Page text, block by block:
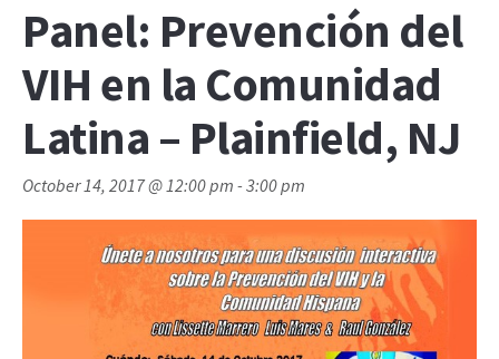
Panel: Prevención del
VIH en la Comunidad
Latina – Plainfield, NJ
October 14, 2017 @ 12:00 pm -3:00 pm